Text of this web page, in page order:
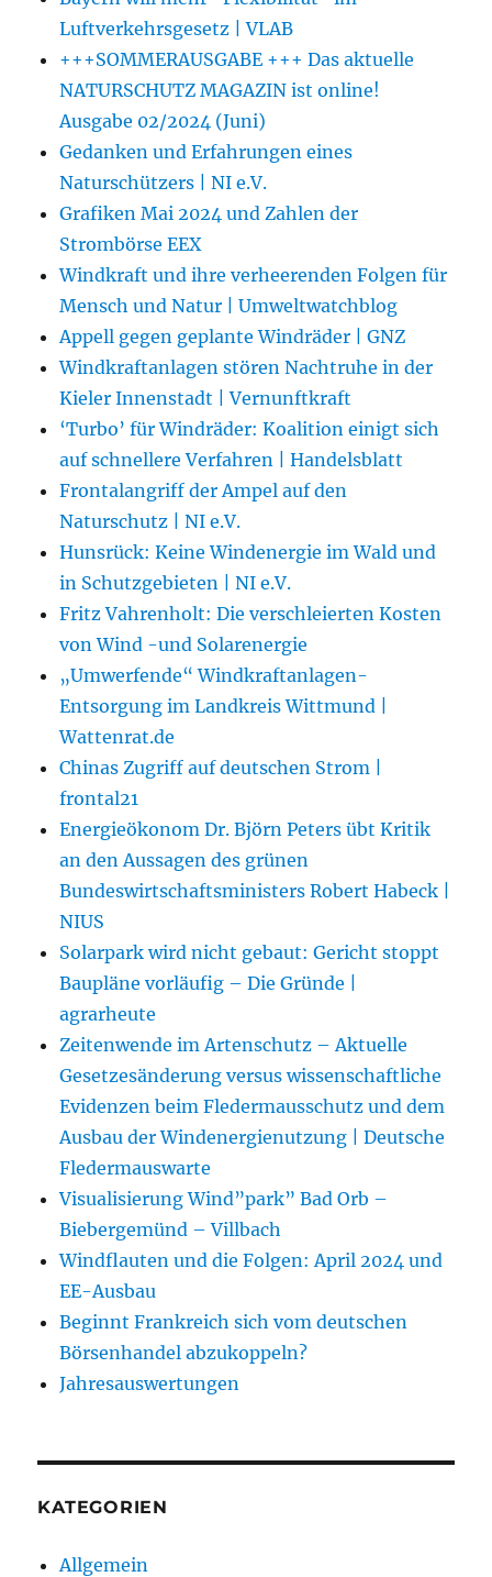
Luftverkehrsgesetz | VLAB
+++SOMMERAUSGABE +++ Das aktuelle
NATURSCHUTZ MAGAZIN ist online!
Ausgabe 02/2024 (Juni)
Gedanken und Erfahrungen eines
Naturschützers | NI e.V.
Grafiken Mai 2024 und Zahlen der
Strombörse EEX
Windkraft und ihre verheerenden Folgen für
Mensch und Natur | Umweltwatchblog
Appell gegen geplante Windräder | GNZ
Windkraftanlagen stören Nachtruhe in der
Kieler Innenstadt | Vernunftkraft
‘Turbo’ für Windräder: Koalition einigt sich
auf schnellere Verfahren | Handelsblatt
Frontalangriff der Ampel auf den
Naturschutz | NI e.V.
Hunsrück: Keine Windenergie im Wald und
in Schutzgebieten | NI e.V.
Fritz Vahrenholt: Die verschleierten Kosten
von Wind -und Solarenergie
„Umwerfende“ Windkraftanlagen-
Entsorgung im Landkreis Wittmund |
Wattenrat.de
Chinas Zugriff auf deutschen Strom |
frontal21
Energieökonom Dr. Björn Peters übt Kritik
an den Aussagen des grünen
Bundeswirtschaftsministers Robert Habeck |
NIUS
Solarpark wird nicht gebaut: Gericht stoppt
Baupläne vorläufig – Die Gründe |
agrarheute
Zeitenwende im Artenschutz – Aktuelle
Gesetzesänderung versus wissenschaftliche
Evidenzen beim Fledermausschutz und dem
Ausbau der Windenergienutzung | Deutsche
Fledermauswarte
Visualisierung Wind”park” Bad Orb –
Biebergemünd – Villbach
Windflauten und die Folgen: April 2024 und
EE-Ausbau
Beginnt Frankreich sich vom deutschen
Börsenhandel abzukoppeln?
Jahresauswertungen
KATEGORIEN
Allgemein